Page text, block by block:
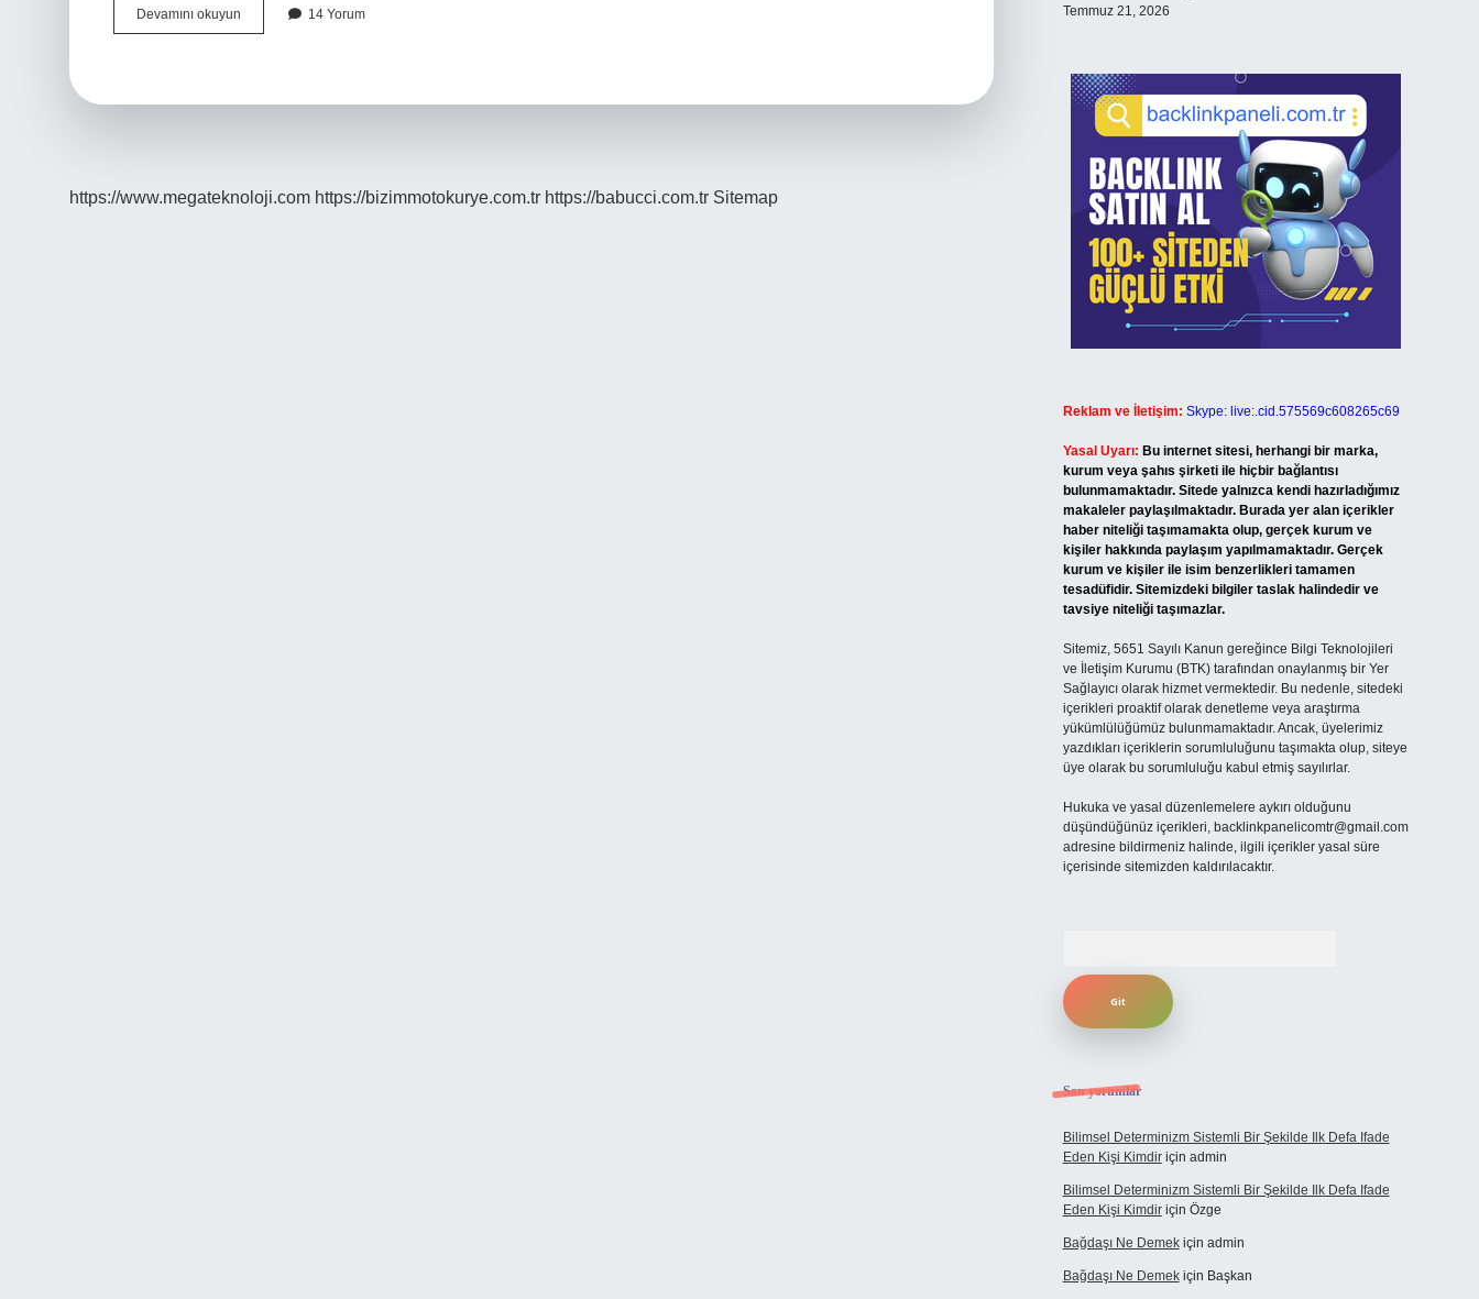
Devamını okuyun
Yöntem
14 Yorum
https://www.megateknoloji.com https://bizimmotokurye.com.tr https://babucci.com.tr Sitemap
Temmuz 21, 2026
Reklam ve İletişim: Skype: live:.cid.575569c608265c69
Yasal Uyarı: Bu internet sitesi, herhangi bir marka,
kurum veya şahıs şirketi ile hiçbir bağlantısı
bulunmamaktadır. Sitede yalnızca kendi hazırladığımız
makaleler paylaşılmaktadır. Burada yer alan içerikler
haber niteliği taşımamakta olup, gerçek kurum ve
kişiler hakkında paylaşım yapılmamaktadır. Gerçek
kurum ve kişiler ile isim benzerlikleri tamamen
tesadüfidir. Sitemizdeki bilgiler taslak halindedir ve
tavsiye niteliği taşımazlar.
Sitemiz, 5651 Sayılı Kanun gereğince Bilgi Teknolojileri
ve İletişim Kurumu (BTK) tarafından onaylanmış bir Yer
Sağlayıcı olarak hizmet vermektedir. Bu nedenle, sitedeki
içerikleri proaktif olarak denetleme veya araştırma
yükümlülüğümüz bulunmamaktadır. Ancak, üyelerimiz
yazdıkları içeriklerin sorumluluğunu taşımakta olup, siteye
üye olarak bu sorumluluğu kabul etmiş sayılırlar.
Hukuka ve yasal düzenlemelere aykırı olduğunu
düşündüğünüz içerikleri, backlinkpanelicomtr@gmail.com
adresine bildirmeniz halinde, ilgili içerikler yasal süre
içerisinde sitemizden kaldırılacaktır.
Son yorumlar
Bilimsel Determinizm Sistemli Bir Şekilde Ilk Defa Ifade
Eden Kişi Kimdiriçin admin
Bilimsel Determinizm Sistemli Bir Şekilde Ilk Defa Ifade
Eden Kişi Kimdiriçin Özge
Bağdaşı Ne Demekiçin admin
Bağdaşı Ne Demekiçin Başkan